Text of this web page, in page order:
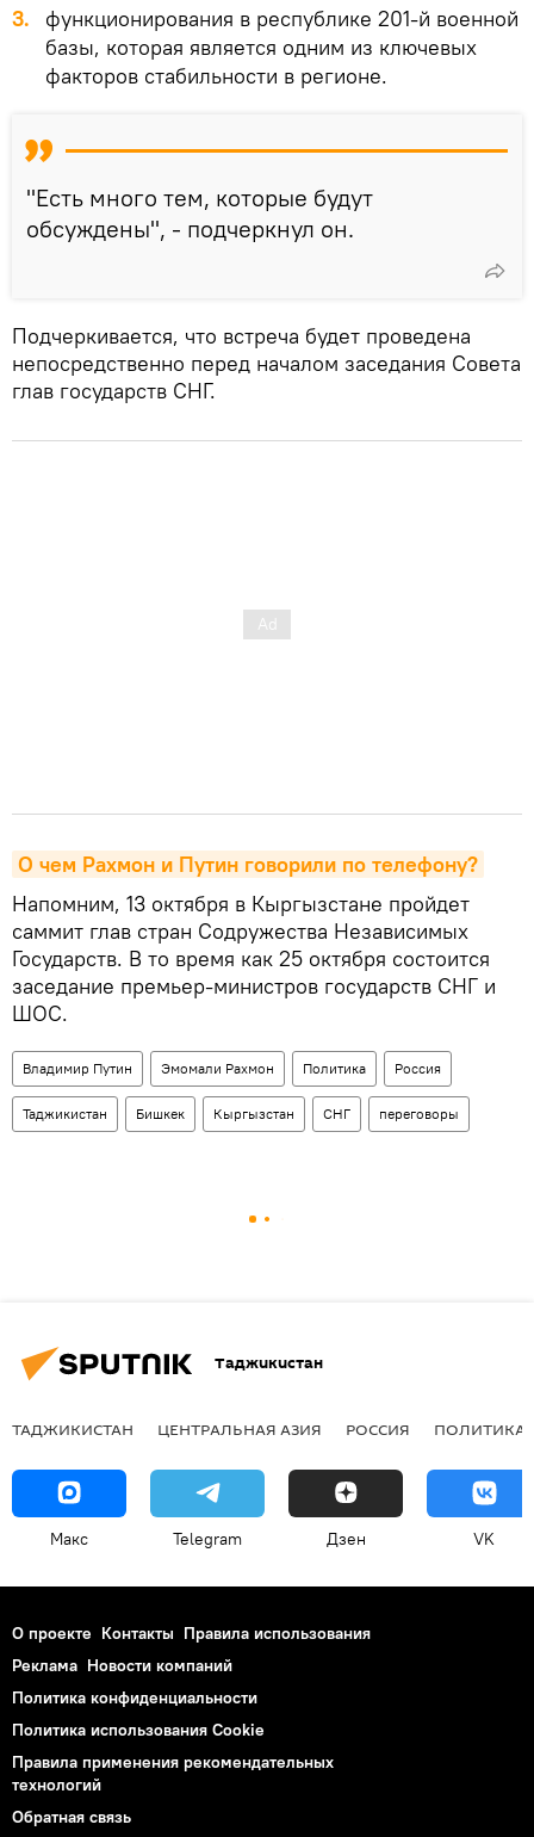
3.
функционирования в республике 201-й военной
базы, которая является одним из ключевых
факторов стабильности в регионе.
"Есть много тем, которые будут
обсуждены", - подчеркнул он.
Подчеркивается, что встреча будет проведена
непосредственно перед началом заседания Совета
глав государств СНГ.
О чем Рахмон и Путин говорили по телефону?
Напомним, 13 октября в Кыргызстане пройдет
саммит глав стран Содружества Независимых
Государств. В то время как 25 октября состоится
заседание премьер-министров государств СНГ и
ШОС.
Владимир Путин Эмомали Рахмон Политика Россия
Таджикистан Бишкек Кыргызстан СНГ переговоры
Таджикистан
ТАДЖИКИСТАН ЦЕНТРАЛЬНАЯ АЗИЯ РОССИЯ ПОЛИТИКА
Макс Telegram Дзен VK
О проекте Контакты Правила использования
Реклама Новости компаний
Политика конфиденциальности
Политика использования Cookie
Правила применения рекомендательных
технологий
Обратная связь